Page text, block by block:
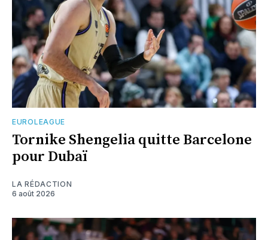
EUROLEAGUE
Tornike Shengelia quitte Barcelone
pour Dubaï
LA RÉDACTION
6 août 2026